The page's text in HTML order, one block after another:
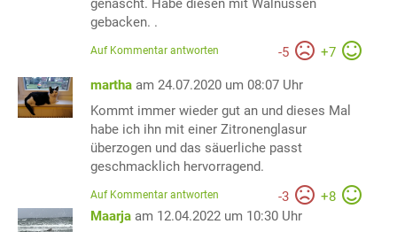
genascht. Habe diesen mit Walnüssen
gebacken. .
-5 +7
Auf Kommentar antworten
martha am 24.07.2020 um 08:07 Uhr
Kommt immer wieder gut an und dieses Mal
habe ich ihn mit einer Zitronenglasur
überzogen und das säuerliche passt
geschmacklich hervorragend.
-3 +8
Auf Kommentar antworten
Maarja am 12.04.2022 um 10:30 Uhr